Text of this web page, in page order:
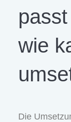
wie
Die